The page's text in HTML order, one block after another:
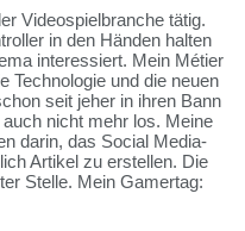
Videospielbranche tätig.
in den Händen halten
interessiert. Mein Métier
Technologie und die neuen
seit jeher in ihren Bann
nicht mehr los. Meine
darin, das Social Media-
Artikel zu erstellen. Die
Stelle. Mein Gamertag: